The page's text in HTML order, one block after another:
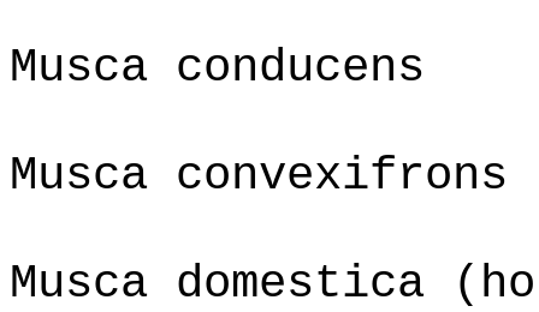
Musca conducens
Musca convexifrons
Musca domestica